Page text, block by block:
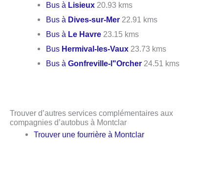
Bus à Lisieux 20.93 kms
Bus à Dives-sur-Mer 22.91 kms
Bus à Le Havre 23.15 kms
Bus Hermival-les-Vaux 23.73 kms
Bus àGonfreville-l"Orcher 24.51 kms
Trouver d’autres services complémentaires aux
compagnies d’autobus à Montclar
Trouver une fourrière à Montclar